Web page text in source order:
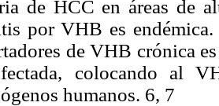
de HCC en áreas de
por VHB es
de VHB crónica
colocando al
humanos. 6, 7